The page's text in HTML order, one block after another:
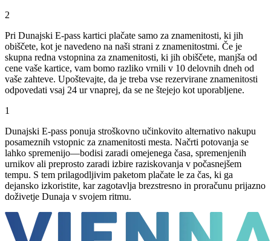
2
Pri Dunajski E-pass kartici plačate samo za znamenitosti, ki jih
obiščete, kot je navedeno na naši strani z znamenitostmi. Če je
skupna redna vstopnina za znamenitosti, ki jih obiščete, manjša od
cene vaše kartice, vam bomo razliko vrnili v 10 delovnih dneh od
vaše zahteve. Upoštevajte, da je treba vse rezervirane znamenitosti
odpovedati vsaj 24 ur vnaprej, da se ne štejejo kot uporabljene.
1
Dunajski E-pass ponuja stroškovno učinkovito alternativo nakupu
posameznih vstopnic za znamenitosti mesta. Načrti potovanja se
lahko spremenijo—bodisi zaradi omejenega časa, spremenjenih
urnikov ali preprosto zaradi izbire raziskovanja v počasnejšem
tempu. S tem prilagodljivim paketom plačate le za čas, ki ga
dejansko izkoristite, kar zagotavlja brezstresno in proračunu prijazno
doživetje Dunaja v svojem ritmu.